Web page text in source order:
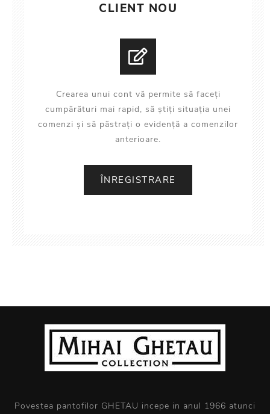
CLIENT NOU
Crearea unui cont vă permite să faceți
cumpărături mai rapid, să știți situația unei
comenzi și să păstrați o evidență a comenzilor
anterioare.
Povestea pantofilor GHETAU incepe in anul 1966 atunci